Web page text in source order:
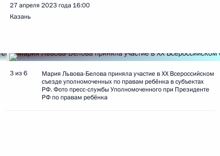
27 апреля 2023 года 16:00
Казань
3 из 6
Мария Львова-Белова приняла участие в XX Всероссийском
съезде уполномоченных по правам ребёнка в субъектах
РФ. Фото пресс-службы Уполномоченного при Президенте
РФ по правам ребёнка